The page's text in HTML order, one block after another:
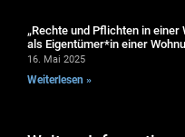
„Rechte und Pflichten in
als Eigentümer*in einer
16. Mai 2025
Weiterlesen »